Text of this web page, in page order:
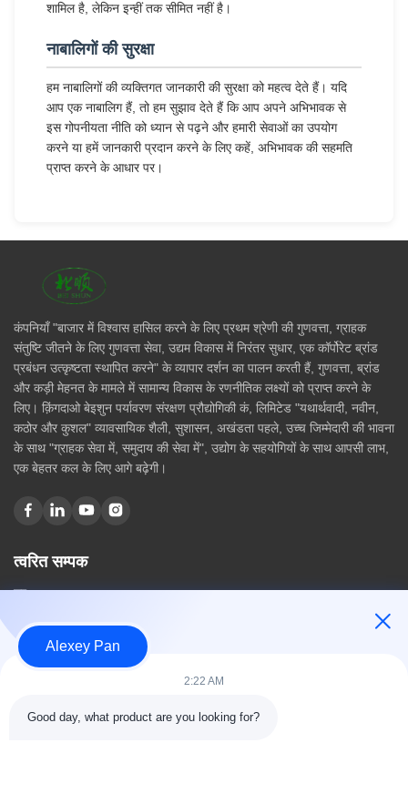
शामिल है, लेकिन इन्हीं तक सीमित नहीं है।
नाबालिगों की सुरक्षा
हम नाबालिगों की व्यक्तिगत जानकारी की सुरक्षा को महत्व देते हैं। यदि
आप एक नाबालिग हैं, तो हम सुझाव देते हैं कि आप अपने अभिभावक से
इस गोपनीयता नीति को ध्यान से पढ़ने और हमारी सेवाओं का उपयोग
करने या हमें जानकारी प्रदान करने के लिए कहें, अभिभावक की सहमति
प्राप्त करने के आधार पर।
कंपनियाँ "बाजार में विश्वास हासिल करने के लिए प्रथम श्रेणी की गुणवत्ता, ग्राहक
संतुष्टि जीतने के लिए गुणवत्ता सेवा, उद्यम विकास में निरंतर सुधार, एक कॉर्पोरेट ब्रांड
प्रबंधन उत्कृष्टता स्थापित करने" के व्यापार दर्शन का पालन करती हैं, गुणवत्ता, ब्रांड
और कड़ी मेहनत के मामले में सामान्य विकास के रणनीतिक लक्ष्यों को प्राप्त करने के
लिए। क़िंगदाओ बेइशुन पर्यावरण संरक्षण प्रौद्योगिकी कं, लिमिटेड "यथार्थवादी, नवीन,
कठोर और कुशल" व्यावसायिक शैली, सुशासन, अखंडता पहले, उच्च जिम्मेदारी की भावना
के साथ "ग्राहक सेवा में, समुदाय की सेवा में", उद्योग के सहयोगियों के साथ आपसी लाभ,
एक बेहतर कल के लिए आगे बढ़ेगी।
त्वरित सम्पक
घर
उत्पादों
संपर्क करें
श्रेणियाँ
Alexey Pan
2:22 AM
Good day, what product are you looking for?